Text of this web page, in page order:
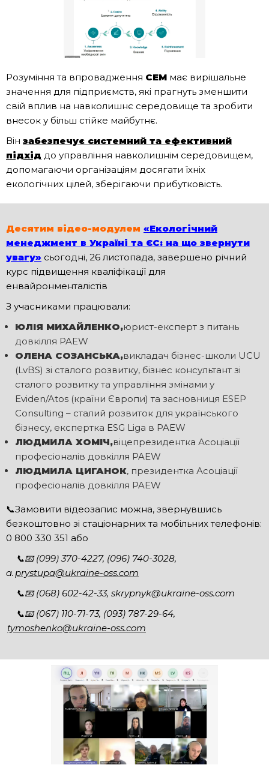
Розуміння та впровадження СЕМ має вирішальне
значення для підприємств, які прагнуть зменшити
свій вплив на навколишнє середовище та зробити
внесок у більш стійке майбутнє.
Він забезпечує системний та ефективний
підхід до управління навколишнім середовищем,
допомагаючи організаціям досягати їхніх
екологічних цілей, зберігаючи прибутковість.
Десятим відео-модулем «Екологічний
менеджмент в Україні та ЄС: на що звернути
увагу» сьогодні, 26 листопада, завершено річний
курс підвищення кваліфікації для
енвайронменталістів
З учасниками працювали:
ЮЛІЯ МИХАЙЛЕНКО,юрист-експерт з питань
довкілля PAEW
ОЛЕНА СОЗАНСЬКА,викладач бізнес-школи UCU
(LvBS) зі сталого розвитку, бізнес консультант зі
сталого розвитку та управління змінами у
Eviden/Atos (країни Європи) та засновниця ESEP
Consulting – сталий розвиток для українського
бізнесу, експертка ESG Liga в PAEW
ЛЮДМИЛА ХОМІЧ,віцепрезидентка Асоціації
професіоналів довкілля PAEW
ЛЮДМИЛА ЦИГАНОК, президентка Асоціації
професіоналів довкілля PAEW
📞Замовити відеозапис можна, звернувшись
безкоштовно зі стаціонарних та мобільних телефонів:
0 800 330 351 або
📞📧 (099) 370-4227, (096) 740-3028,
a.prystupa@ukraine-oss.com
📞📧 (068) 602-42-33, skrypnyk@ukraine-oss.com
📞📧 (067) 110-71-73, (093) 787-29-64,
tymoshenko@ukraine-oss.com